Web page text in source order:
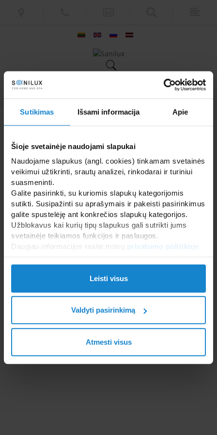
Sutikimas Išsami informacija Apie
Šioje svetainėje naudojami slapukai
Naudojame slapukus (angl. cookies) tinkamam svetainės
veikimui užtikrinti, srautų analizei, rinkodarai ir turiniui
suasmeninti.
Galite pasirinkti, su kuriomis slapukų kategorijomis
sutikti. Susipažinti su aprašymais ir pakeisti pasirinkimus
galite spustelėję ant konkrečios slapukų kategorijos.
Užblokavus kai kurių tipų slapukus gali sutrikti jums
svetainėje teikiamos funkcijos ir paslaugos.
Daugiau informacijos rasite mūsų privatumo politikoje
Leisti visus
Valdyti pasirinkimą
Atmesti visus